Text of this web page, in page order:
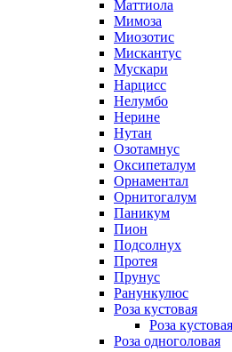
Маттиола
Мимоза
Миозотис
Мискантус
Мускари
Нарцисс
Нелумбо
Нерине
Нутан
Озотамнус
Оксипеталум
Орнаментал
Орнитогалум
Паникум
Пион
Подсолнух
Протея
Прунус
Ранункулюс
Роза кустовая
Роза
Роза одноголовая